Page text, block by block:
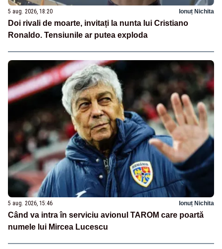
5 aug. 2026, 18:20 Ionuț Nichita
Doi rivali de moarte, invitați la nunta lui Cristiano
Ronaldo. Tensiunile ar putea exploda
5 aug. 2026, 15:46 Ionuț Nichita
Când va intra în serviciu avionul TAROM care poartă
numele lui Mircea Lucescu